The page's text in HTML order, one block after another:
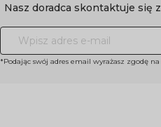
Nasz doradca skontaktuje się
*Podając swój adres email wyrażasz zgodę na